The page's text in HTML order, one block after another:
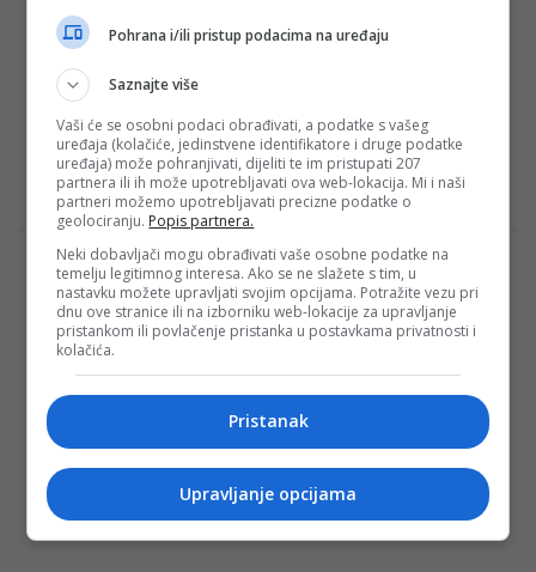
Update in C-class Sedans
Lorem ipsum dolor sit amet, consectetur
accumsan cursus, neque eros sodales
lectus, in fermentum…
Redakcija Sop 04/06/2016
Interview Of Beginner Urban Style Model
& Blog Diva
Lorem ipsum dolor sit amet, consectetur
accumsan cursus, neque eros sodales
lectus, in fermentum…
Redakcija Sop·31/01/2016
Pohrana i/ili pristup podacima na uređaju
Saznajte više
Vaši će se osobni podaci obrađivati, a podatke s vašeg
uređaja (kolačiće, jedinstvene identifikatore i druge podatke
uređaja) može pohranjivati, dijeliti te im pristupati 207
partnera ili ih može upotrebljavati ova web-lokacija. Mi i naši
partneri možemo upotrebljavati precizne podatke o
geolociranju. Popis partnera.
Neki dobavljači mogu obrađivati vaše osobne podatke na
temelju legitimnog interesa. Ako se ne slažete s tim, u
nastavku možete upravljati svojim opcijama. Potražite vezu pri
dnu ove stranice ili na izborniku web-lokacije za upravljanje
pristankom ili povlačenje pristanka u postavkama privatnosti i
kolačića.
Pristanak
Upravljanje opcijama